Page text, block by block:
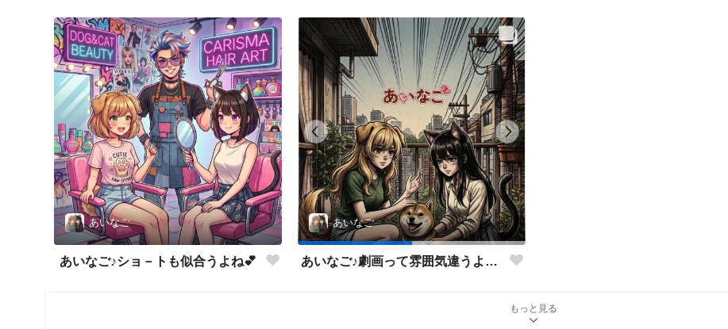
あいなご
あいなご♪ショ－トも似合うよね💕
あいなご
あいなご♪劇画って雰囲気違うよね💦
もっと見る